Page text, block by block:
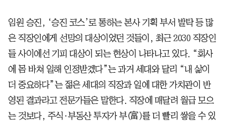
임원 승진, ‘승진 코스’로 통하는 본사 기획 부서 발탁 등 많
은 직장인에게 선망의 대상이었던 것들이, 최근 2030 직장인
들 사이에선 기피 대상이 되는 현상이 나타나고 있다. “회사
에 몸 바쳐 일해 인정받겠다”는 과거 세대와 달리 “내 삶이
더 중요하다”는 젊은 세대의 직장과 일에 대한 가치관이 반
영된 결과라고 전문가들은 말한다. 직장에 매달려 월급 모으
는 것보다, 주식·부동산 투자가 부(富)를 더 빨리 쌓을 수 있